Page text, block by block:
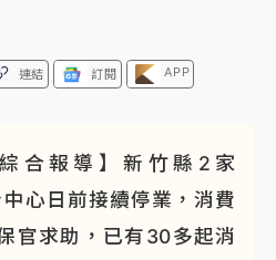
連結 訂閱 APP
合報導】新竹縣2家
心日前接續停業，消費
官求助，已有30多起消